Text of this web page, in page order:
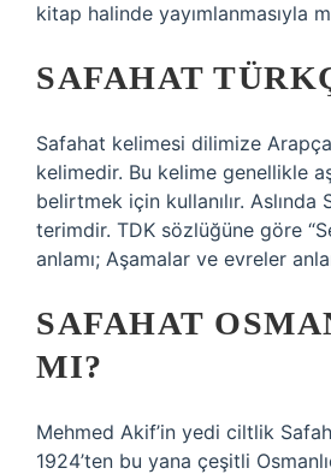
kitap halinde yayımlanmasıyla
SAFAHAT
Safahat kelimesi dilimize
kelimedir. Bu kelime genellikle
belirtmek için kullanılır.
terimdir. TDK sözlüğüne göre
anlamı; Aşamalar ve evreler
SAFAHAT
MI?
Mehmed Akif’in yedi ciltlik
1924’ten bu yana çeşitli